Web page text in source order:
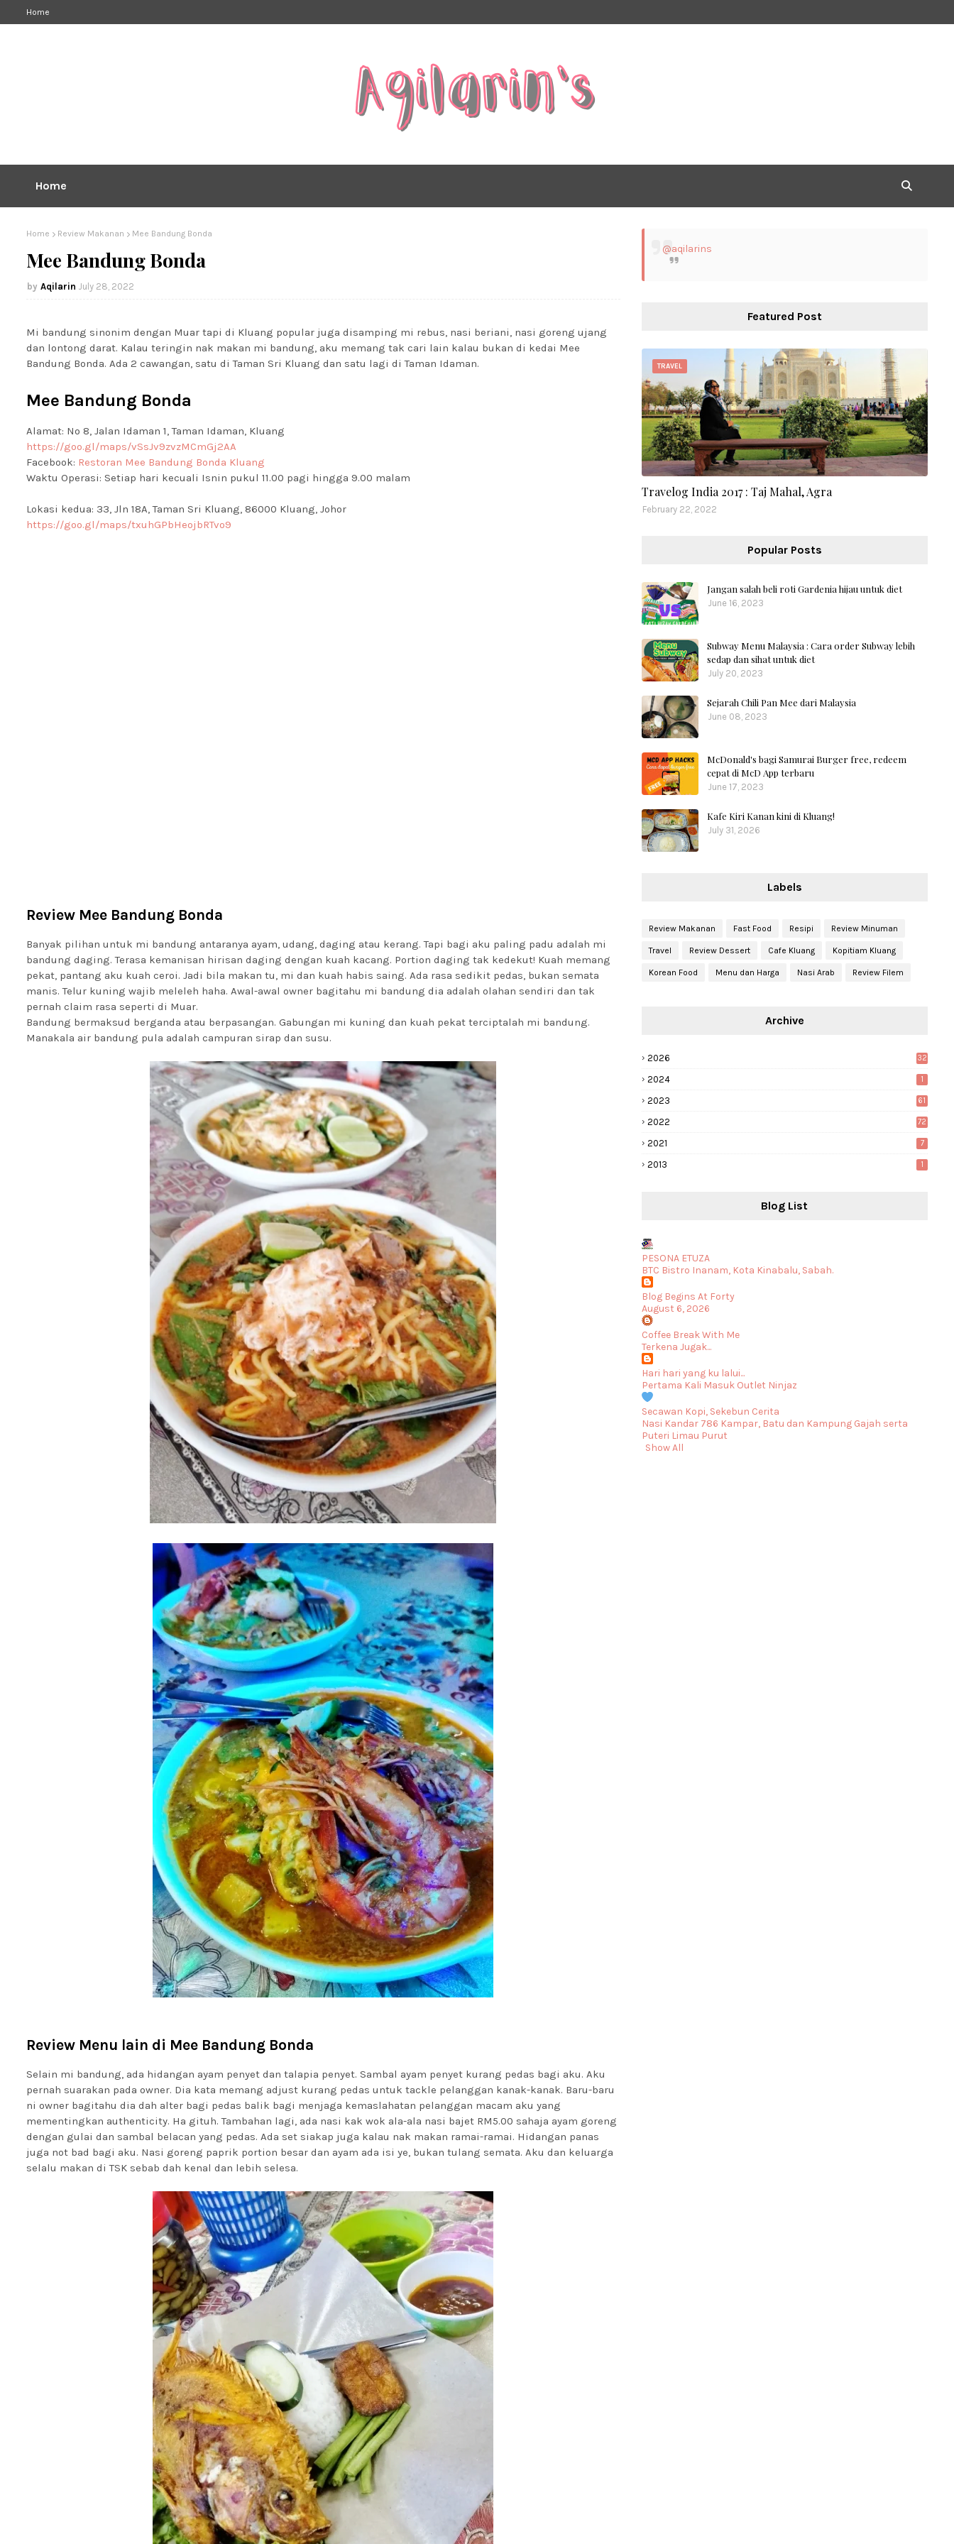
Home
Home
Home Review Makanan Mee Bandung Bonda
Mee Bandung Bonda
Aqilarin July 28, 2022
Mi bandung sinonim dengan Muar tapi di Kluang popular juga disamping mi rebus, nasi beriani, nasi goreng ujang
dan lontong darat. Kalau teringin nak makan mi bandung, aku memang tak cari lain kalau bukan di kedai Mee
Bandung Bonda. Ada 2 cawangan, satu di Taman Sri Kluang dan satu lagi di Taman Idaman.
Mee Bandung Bonda
Alamat: No 8, Jalan Idaman 1, Taman Idaman, Kluang
https://goo.gl/maps/vSsJv9zvzMCmGj2AA
Facebook: Restoran Mee Bandung Bonda Kluang
Waktu Operasi: Setiap hari kecuali Isnin pukul 11.00 pagi hingga 9.00 malam
Lokasi kedua: 33, Jln 18A, Taman Sri Kluang, 86000 Kluang, Johor
https://goo.gl/maps/txuhGPbHeojbRTvo9
Review Mee Bandung Bonda
Banyak pilihan untuk mi bandung antaranya ayam, udang, daging atau kerang. Tapi bagi aku paling padu adalah mi
bandung daging. Terasa kemanisan hirisan daging dengan kuah kacang. Portion daging tak kedekut! Kuah memang
pekat, pantang aku kuah ceroi. Jadi bila makan tu, mi dan kuah habis saing. Ada rasa sedikit pedas, bukan semata
manis. Telur kuning wajib meleleh haha. Awal-awal owner bagitahu mi bandung dia adalah olahan sendiri dan tak
pernah claim rasa seperti di Muar.
Bandung bermaksud berganda atau berpasangan. Gabungan mi kuning dan kuah pekat terciptalah mi bandung.
Manakala air bandung pula adalah campuran sirap dan susu.
Review Menu lain di Mee Bandung Bonda
Selain mi bandung, ada hidangan ayam penyet dan talapia penyet. Sambal ayam penyet kurang pedas bagi aku. Aku
pernah suarakan pada owner. Dia kata memang adjust kurang pedas untuk tackle pelanggan kanak-kanak. Baru-baru
ni owner bagitahu dia dah alter bagi pedas balik bagi menjaga kemaslahatan pelanggan macam aku yang
mementingkan authenticity. Ha gituh. Tambahan lagi, ada nasi kak wok ala-ala nasi bajet RM5.00 sahaja ayam goreng
dengan gulai dan sambal belacan yang pedas. Ada set siakap juga kalau nak makan ramai-ramai. Hidangan panas
juga not bad bagi aku. Nasi goreng paprik portion besar dan ayam ada isi ye, bukan tulang semata. Aku dan keluarga
selalu makan di TSK sebab dah kenal dan lebih selesa.
@aqilarins
Featured Post
TRAVEL
Travelog India 2017 : Taj Mahal, Agra
February 22, 2022
Popular Posts
Jangan salah beli roti Gardenia hijau untuk diet
June 16, 2023
Subway Menu Malaysia : Cara order Subway lebih
sedap dan sihat untuk diet
July 20, 2023
Sejarah Chili Pan Mee dari Malaysia
June 08, 2023
McDonald's bagi Samurai Burger free, redeem
cepat di McD App terbaru
June 17, 2023
Kafe Kiri Kanan kini di Kluang!
July 31, 2026
Labels
Review Makanan Fast Food Resipi Review Minuman
Travel Review Dessert Cafe Kluang Kopitiam Kluang
Korean Food Menu dan Harga Nasi Arab Review Filem
Archive
2026 32
2024 1
2023 61
2022 72
2021 7
2013 1
Blog List
PESONA ETUZA
BTC Bistro Inanam, Kota Kinabalu, Sabah.
Blog Begins At Forty
August 6, 2026
Coffee Break With Me
Terkena Jugak...
Hari hari yang ku lalui...
Pertama Kali Masuk Outlet Ninjaz
Secawan Kopi, Sekebun Cerita
Nasi Kandar 786 Kampar, Batu dan Kampung Gajah serta
Puteri Limau Purut
Show All